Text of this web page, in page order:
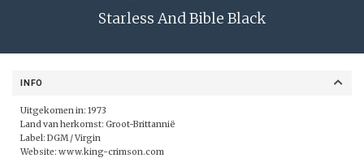
Starless And Bible Black
INFO
Uitgekomen in: 1973
Land van herkomst: Groot-Brittannië
Label: DGM / Virgin
Website: www.king-crimson.com